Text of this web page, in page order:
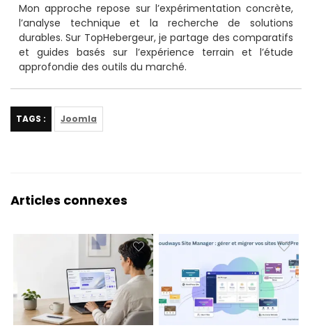
Mon approche repose sur l’expérimentation concrète,
l’analyse technique et la recherche de solutions
durables. Sur TopHebergeur, je partage des comparatifs
et guides basés sur l’expérience terrain et l’étude
approfondie des outils du marché.
TAGS : Joomla
Articles connexes